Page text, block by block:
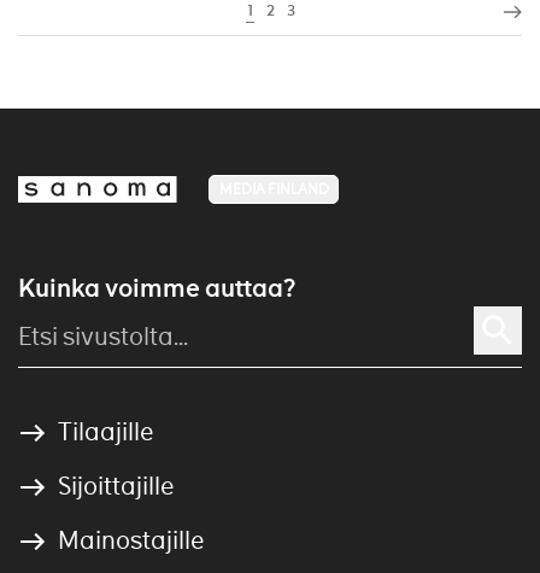
1 2 3
Kuinka voimme auttaa?
Tilaajille
Sijoittajille
Mainostajille